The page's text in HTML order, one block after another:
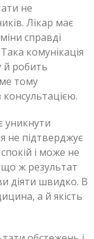
не
Лікар має
справді
комунікація
й робить
тому
уникнути
не підтверджує
і може не
ж результат
діяти швидко. В
а й якість